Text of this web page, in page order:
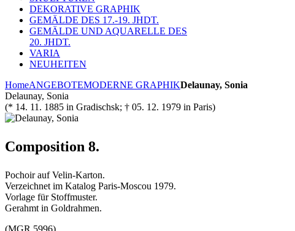
DEKORATIVE GRAPHIK
GEMÄLDE DES 17.-19. JHDT.
GEMÄLDE UND AQUARELLE DES
20. JHDT.
VARIA
NEUHEITEN
HomeANGEBOTEMODERNE GRAPHIKDelaunay, Sonia
Delaunay, Sonia
(* 14. 11. 1885 in Gradischsk; † 05. 12. 1979 in Paris)
Composition 8.
Pochoir auf Velin-Karton.
Verzeichnet im Katalog Paris-Moscou 1979.
Vorlage für Stoffmuster.
Gerahmt in Goldrahmen.